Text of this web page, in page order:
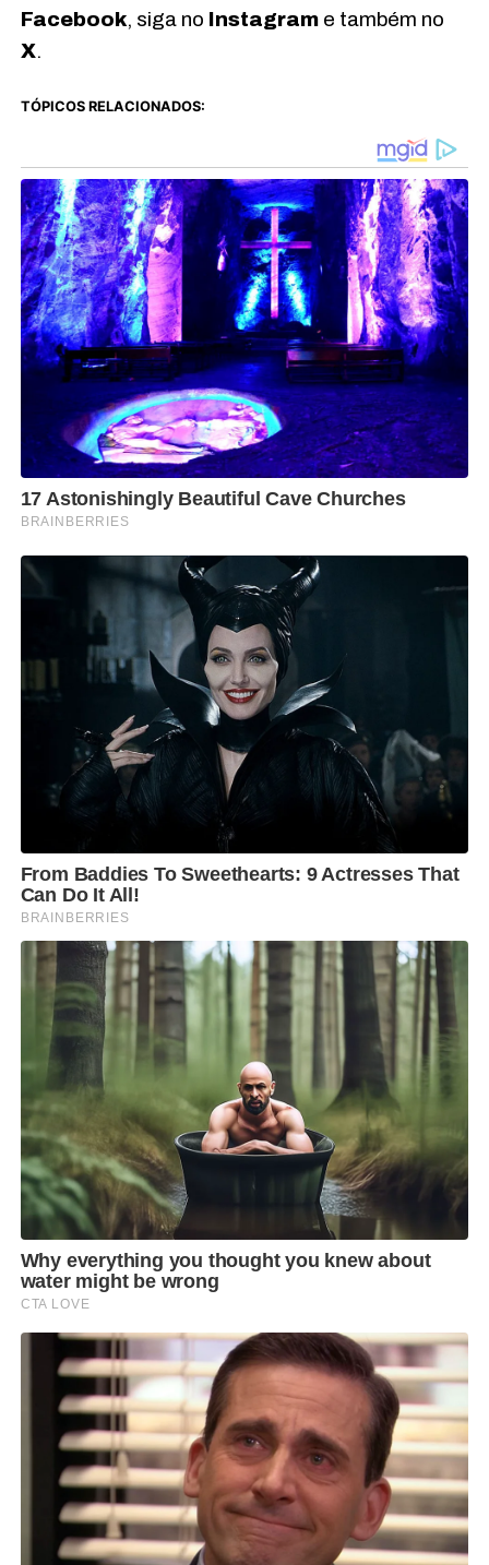
Facebook, siga no Instagrame também no
X.
TÓPICOS RELACIONADOS: